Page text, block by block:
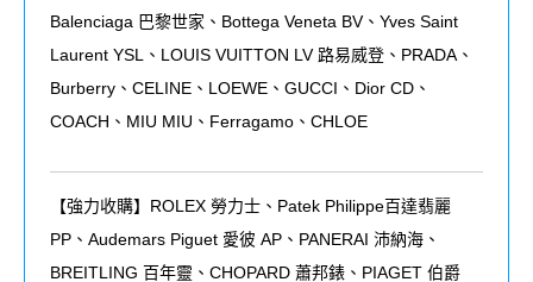
Balenciaga 巴黎世家、Bottega Veneta BV、Yves Saint
Laurent YSL、LOUIS VUITTON LV 路易威登、PRADA、
Burberry、CELINE、LOEWE、GUCCI、Dior CD、
COACH、MIU MIU、Ferragamo、CHLOE
【強力收購】ROLEX 勞力士、 Patek Philippe百達翡麗
PP 、 Audemars Piguet 愛彼 AP 、 PANERAI 沛納海、
BREITLING 百年靈、 CHOPARD 蕭邦錶、 PIAGET 伯爵